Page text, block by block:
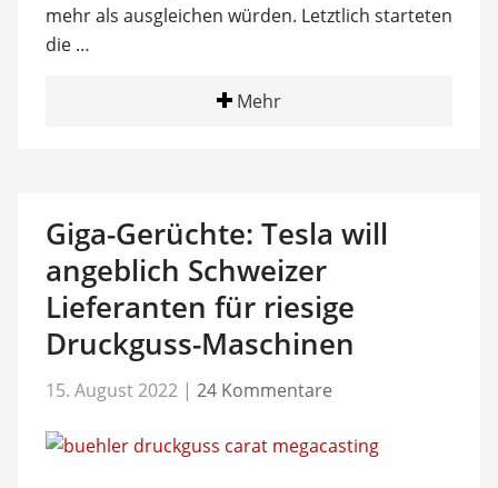
mehr als ausgleichen würden. Letztlich starteten
die …
Mehr
Giga-Gerüchte: Tesla will
angeblich Schweizer
Lieferanten für riesige
Druckguss-Maschinen
15. August 2022 | 24 Kommentare